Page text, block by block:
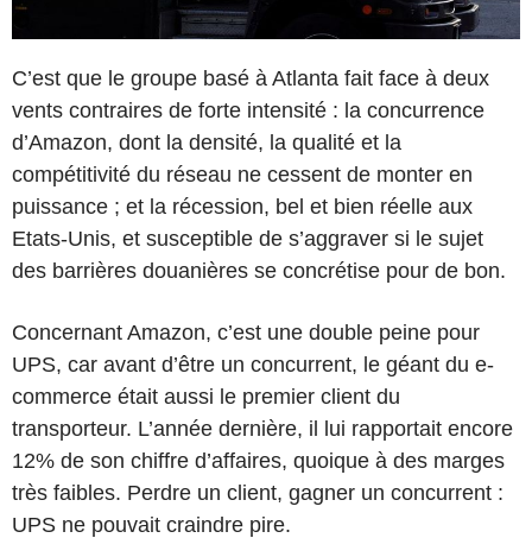
C’est que le groupe basé à Atlanta fait face à deux
vents contraires de forte intensité : la concurrence
d’Amazon, dont la densité, la qualité et la
compétitivité du réseau ne cessent de monter en
puissance ; et la récession, bel et bien réelle aux
Etats-Unis, et susceptible de s’aggraver si le sujet
des barrières douanières se concrétise pour de bon.
Concernant Amazon, c’est une double peine pour
UPS, car avant d’être un concurrent, le géant du e-
commerce était aussi le premier client du
transporteur. L’année dernière, il lui rapportait encore
12% de son chiffre d’affaires, quoique à des marges
très faibles. Perdre un client, gagner un concurrent :
UPS ne pouvait craindre pire.